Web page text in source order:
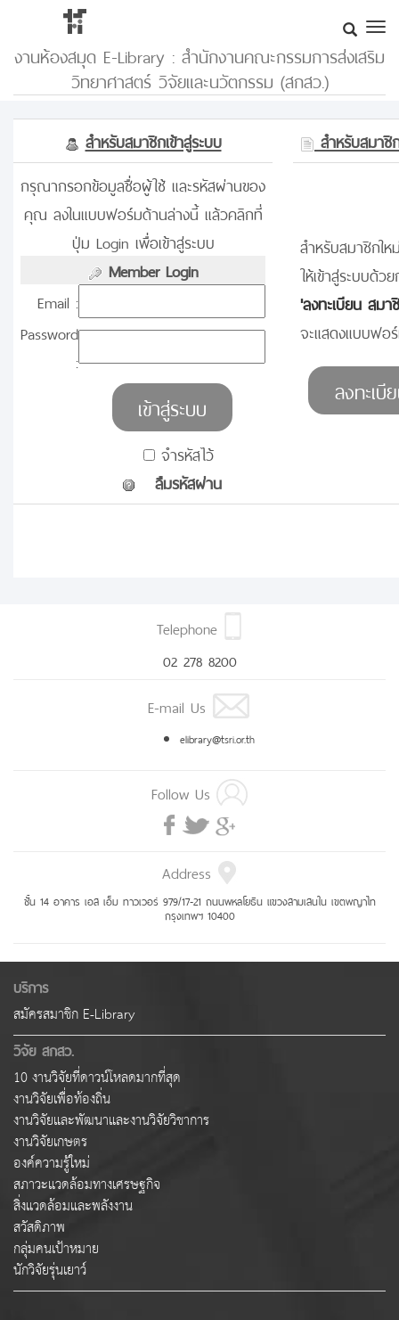
งานห้องสมุด E-Library : สำนักงานคณะกรรมการส่งเสริม
วิทยาศาสตร์ วิจัยและนวัตกรรม (สกสว.)
สำหรับสมาชิกเข้าสู่ระบบ
สำหรับสมาชิ
กรุณากรอกข้อมูลชื่อผู้ใช้ และรหัสผ่านของ
คุณ ลงในแบบฟอร์มด้านล่างนี้ แล้วคลิกที่
ปุ่ม Login เพื่อเข้าสู่ระบบ
Member Login
Email :
Password
:
จำรหัสไว้
ลืมรหัสผ่าน
สำหรับสมาชิกให
ให้เข้าสู่ระบบด้
'ลงทะเบียน สม
จะแสดงแบบฟอ
Telephone
02 278 8200
E-mail Us
elibrary@tsri.or.th
Follow Us
Address
ชั้น 14 อาคาร เอส เอ็ม ทาวเวอร์ 979/17-21 ถนนพหลโยธิน แขวงสามเสนใน เขตพญาไท
กรุงเทพฯ 10400
บริการ
สมัครสมาชิก E-Library
วิจัย สกสว.
10 งานวิจัยที่ดาวน์โหลดมากที่สุด
งานวิจัยเพื่อท้องถิ่น
งานวิจัยและพัฒนาและงานวิจัยวิชาการ
งานวิจัยเกษตร
องค์ความรู้ใหม่
สภาวะแวดล้อมทางเศรษฐกิจ
สิ่งแวดล้อมและพลังงาน
สวัสดิภาพ
กลุ่มคนเป้าหมาย
นักวิจัยรุ่นเยาว์